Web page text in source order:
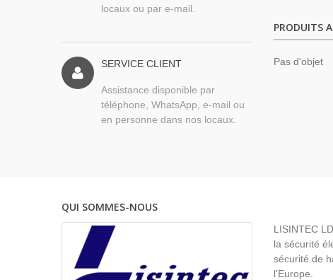
locaux ou par e-mail.
SERVICE CLIENT
Assistance disponible par
téléphone, WhatsApp, e-mail ou
en personne dans nos locaux.
PRODUITS
Pas d'objet
QUI SOMMES-NOUS
LISINTEC
la sécurité
sécurité de
l'Europe.